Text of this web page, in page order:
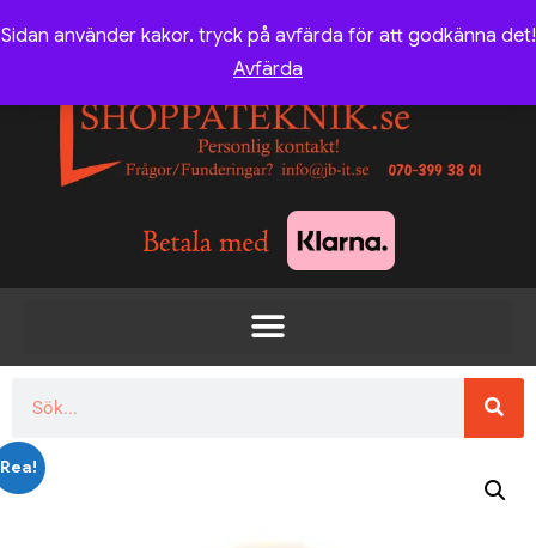
Sidan använder kakor. tryck på avfärda för att godkänna det!
Avfärda
Rea!